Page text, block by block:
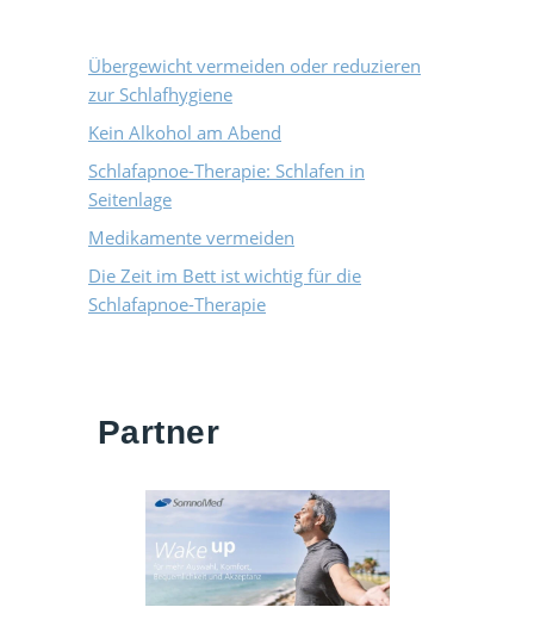
Übergewicht vermeiden oder reduzieren
zur Schlafhygiene
Kein Alkohol am Abend
Schlafapnoe-Therapie: Schlafen in
Seitenlage
Medikamente vermeiden
Die Zeit im Bett ist wichtig für die
Schlafapnoe-Therapie
Partner